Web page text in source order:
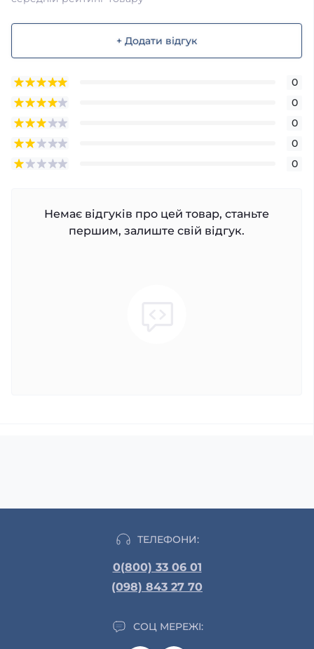
+ Додати відгук
0
0
0
0
0
Немає відгуків про цей товар, станьте
першим, залиште свій відгук.
ТЕЛЕФОНИ:
0(800) 33 06 01
(098) 843 27 70
СОЦ МЕРЕЖІ: